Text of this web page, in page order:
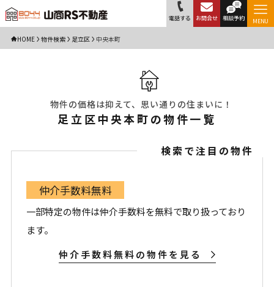
電話する お問合せ 相談予約 MENU
HOME 物件検索 足立区 中央本町
物件の価格は抑えて、思い通りの住まいに！
足立区中央本町の物件一覧
検索で注目の物件
仲介手数料無料
一部特定の物件は仲介手数料を無料で取り扱っており
ます。
仲介手数料無料の物件を見る